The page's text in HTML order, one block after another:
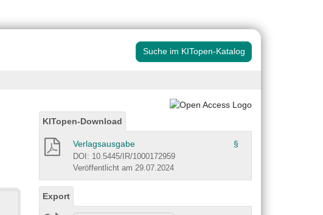
Suche im KITopen-Katalog
KITopen-Download
Verlagsausgabe §
DOI: 10.5445/IR/1000172959
Veröffentlicht am 29.07.2024
Export